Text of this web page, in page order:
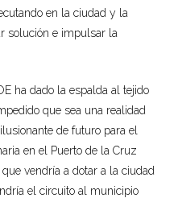
en la ciudad y la
solución e impulsar la
ha dado la espalda al tejido
que sea una realidad
de futuro para el
en el Puerto de la Cruz
vendría a dotar a la ciudad
el circuito al municipio